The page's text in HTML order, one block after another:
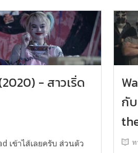
- สาวเริ่ด
เข้าไส้เลยครับ ส่วนตัว
กั
ท